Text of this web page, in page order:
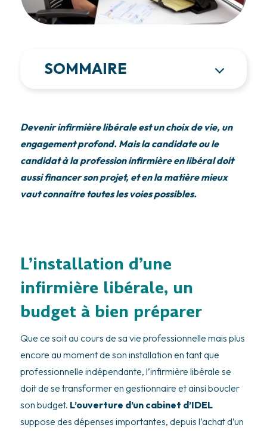
SOMMAIRE
Devenir infirmière libérale est un choix de vie, un
engagement profond. Mais la candidate ou le
candidat à la profession infirmière en libéral doit
aussi financer son projet, et en la matière mieux
vaut connaitre toutes les voies possibles.
L’installation d’une
infirmière libérale, un
budget à bien préparer
Que ce soit au cours de sa vie professionnelle mais plus
encore au moment de son installation en tant que
professionnelle indépendante, l’infirmière libérale se
doit de se transformer en gestionnaire et ainsi boucler
son budget. L’ouverture d’un cabinet d’IDEL
suppose des dépenses importantes, depuis l’achat d’un